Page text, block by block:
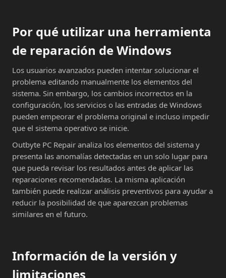
Por qué utilizar una herramienta
de reparación de Windows
Los usuarios avanzados pueden intentar solucionar el
problema editando manualmente los elementos del
sistema. Sin embargo, los cambios incorrectos en la
configuración, los servicios o las entradas de Windows
pueden empeorar el problema original e incluso impedir
que el sistema operativo se inicie.
Outbyte PC Repair analiza los elementos del sistema y
presenta las anomalías detectadas en un solo lugar para
que pueda revisar los resultados antes de aplicar las
reparaciones recomendadas. La misma aplicación
también puede realizar análisis preventivos para ayudar a
reducir la posibilidad de que aparezcan problemas
similares en el futuro.
Información de la versión y
limitaciones